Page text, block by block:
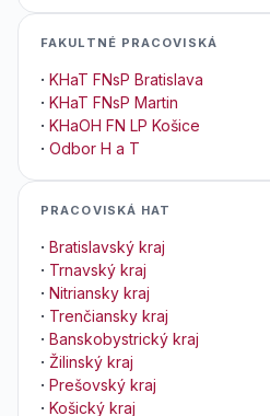
FAKULTNÉ PRACOVISKÁ
· KHaT FNsP Bratislava
· KHaT FNsP Martin
· KHaOH FN LP Košice
· Odbor H a T
PRACOVISKÁ HAT
· Bratislavský kraj
· Trnavský kraj
· Nitriansky kraj
· Trenčiansky kraj
· Banskobystrický kraj
· Žilinský kraj
· Prešovský kraj
· Košický kraj